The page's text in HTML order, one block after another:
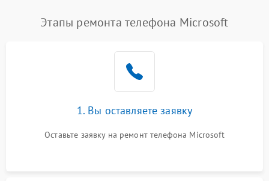
Этапы ремонта телефона Microsoft
1. Вы оставляете заявку
Оставьте заявку на ремонт телефона Microsoft